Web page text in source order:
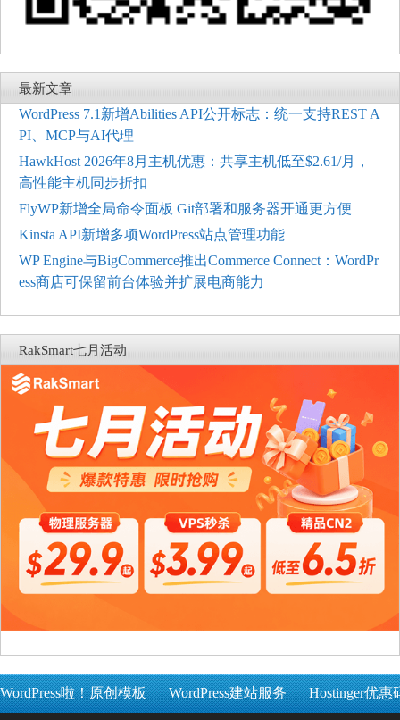
最新文章
WordPress 7.1新增Abilities API公开标志：统一支持REST A
PI、MCP与AI代理
HawkHost 2026年8月主机优惠：共享主机低至$2.61/月，
高性能主机同步折扣
FlyWP新增全局命令面板 Git部署和服务器开通更方便
Kinsta API新增多项WordPress站点管理功能
WP Engine与BigCommerce推出Commerce Connect：WordPr
ess商店可保留前台体验并扩展电商能力
RakSmart七月活动
WordPress啦！原创模板 WordPress建站服务 Hostinger优惠